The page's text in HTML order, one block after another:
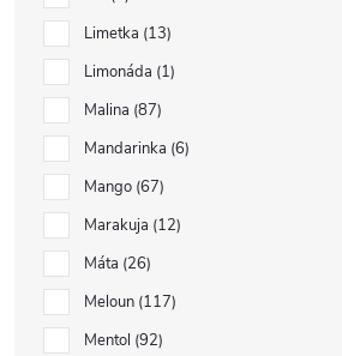
Limetka 13
Limonáda 1
Malina 87
Mandarinka 6
Mango 67
Marakuja 12
Máta 26
Meloun 117
Mentol 92